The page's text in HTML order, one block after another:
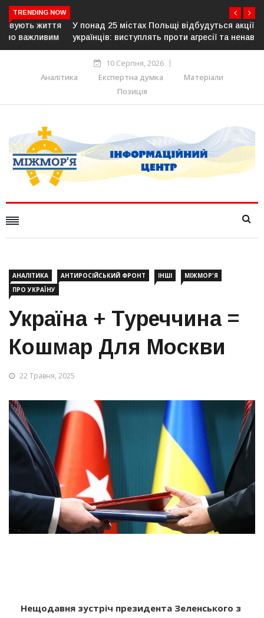
TRENDING NOW
У понад 25 містах Польщі відбудуться акції на підтримку
українців: виступлять проти агресії та ненависті
10 Серпня, 2026
Аналітика
Експертна думка
Матеріали
Позиція
АНАЛІТИКА АНТИРОСІЙСЬКИЙ ФРОНТ ІНШІ
МІЖМОР'Я
ПРО УКРАЇНУ
Україна + Туреччина =
Кошмар Для Москви
22 Травня, 2025
Нещодавня зустріч президента Зеленського з